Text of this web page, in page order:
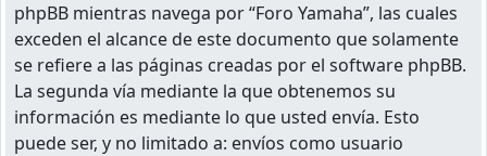
phpBB mientras navega por “Foro Yamaha”, las cuales
exceden el alcance de este documento que solamente
se refiere a las páginas creadas por el software phpBB.
La segunda vía mediante la que obtenemos su
información es mediante lo que usted envía. Esto
puede ser, y no limitado a: envíos como usuario